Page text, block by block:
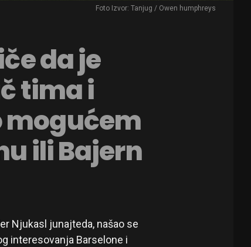
Foto Izvor: Tanjug / Owen humphreys
da je
tima i
mogućem
ili Bajern
Njukasl junajteda, našao se
interesovanja Barselone i